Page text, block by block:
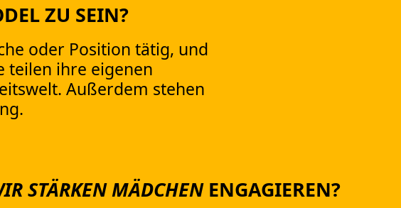
ZU SEIN?
oder Position tätig, und
teilen ihre eigenen
Außerdem stehen
STÄRKEN MÄDCHENENGAGIEREN?